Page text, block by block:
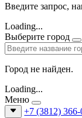
Введите запрос,
Loading...
Выберите город
Город не найден.
Loading...
Меню
+7 (3812) 366-